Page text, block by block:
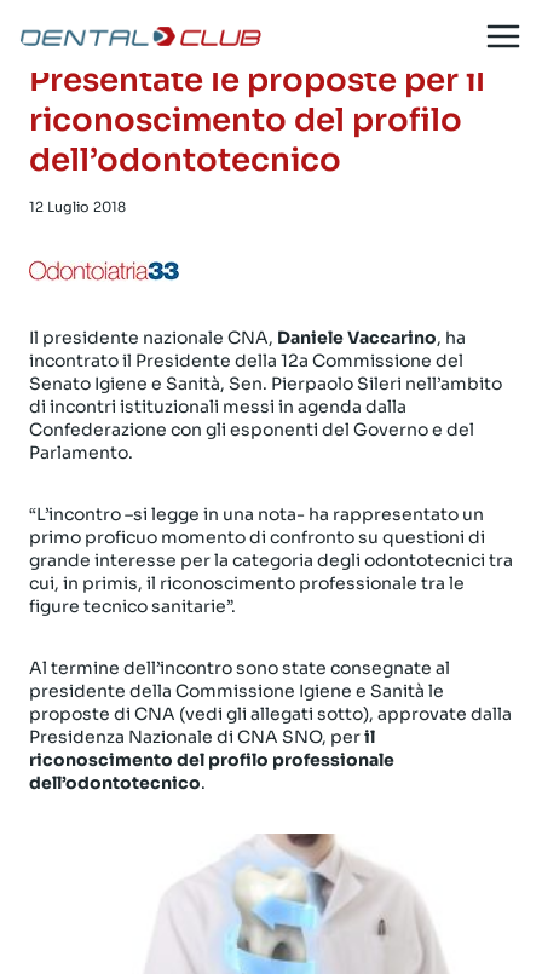
contenuto
Presentate le proposte per il
riconoscimento del profilo
dell’odontotecnico
12 Luglio 2018
Il presidente nazionale CNA, Daniele Vaccarino, ha
incontrato il Presidente della 12a Commissione del
Senato Igiene e Sanità, Sen. Pierpaolo Sileri nell’ambito
di incontri istituzionali messi in agenda dalla
Confederazione con gli esponenti del Governo e del
Parlamento.
“L’incontro –si legge in una nota- ha rappresentato un
primo proficuo momento di confronto su questioni di
grande interesse per la categoria degli odontotecnici tra
cui, in primis, il riconoscimento professionale tra le
figure tecnico sanitarie”.
Al termine dell’incontro sono state consegnate al
presidente della Commissione Igiene e Sanità le
proposte di CNA (vedi gli allegati sotto), approvate dalla
Presidenza Nazionale di CNA SNO, peril
riconoscimento del profilo professionale
dell’odontotecnico.